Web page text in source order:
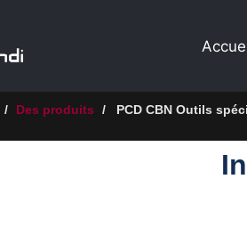
/ Des produits / PCD CBN Outils